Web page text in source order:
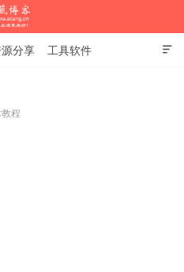

分享 工具软件
程